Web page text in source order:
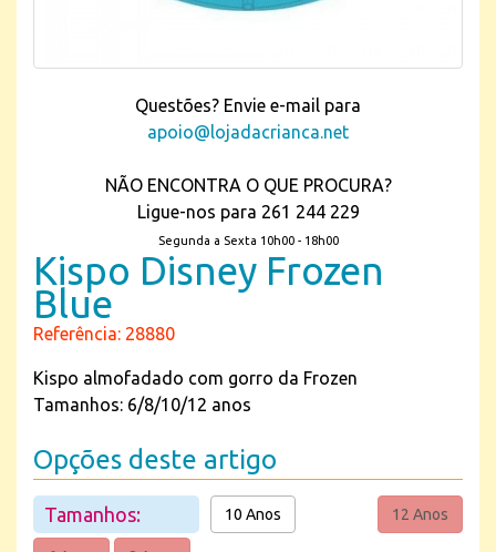
Questões? Envie e-mail para
apoio@lojadacrianca.net
NÃO ENCONTRA O QUE PROCURA?
Ligue-nos para 261 244 229
Segunda a Sexta 10h00 - 18h00
Kispo Disney Frozen
Blue
Referência: 28880
Kispo almofadado com gorro da Frozen
Tamanhos: 6/8/10/12 anos
Opções deste artigo
Tamanhos: 10 Anos 12 Anos